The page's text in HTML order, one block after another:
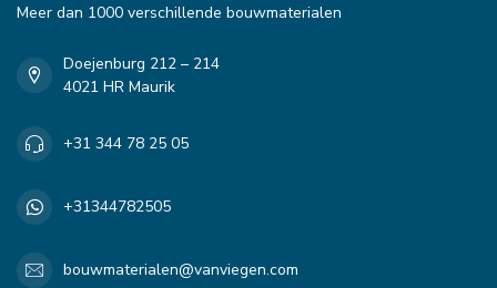
Meer dan 1000 verschillende bouwmaterialen
Doejenburg 212 – 214
4021 HR Maurik
+31 344 78 25 05
+31344782505
bouwmaterialen@vanviegen.com